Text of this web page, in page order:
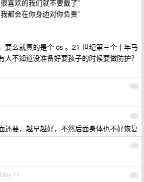
喜欢的我们就不要戴了”
都会在你身边对你负责”
要么就真的是个 cs 。21 世纪第三个十年马
人不知道没准备好要孩子的时候要做防护？
68
69
还要，越早越好，不然后面身体也不好恢复
70
71
May 11